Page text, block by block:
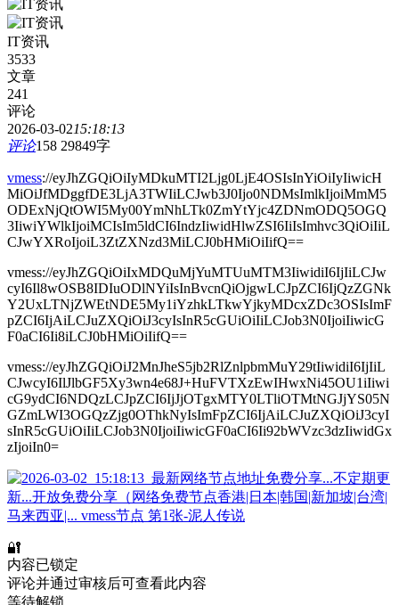
IT资讯
3533
文章
241
评论
2026-03-0215:18:13
评论158 29849字
vmess://eyJhZGQiOiIyMDkuMTI2Ljg0LjE4OSIsInYiOiIyIiwicH
MiOiJfMDggfDE3LjA3TWIiLCJwb3J0Ijo0NDMsImlkIjoiMmM5
ODExNjQtOWI5My00YmNhLTk0ZmYtYjc4ZDNmODQ5OGQ
3IiwiYWlkIjoiMCIsIm5ldCI6IndzIiwidHlwZSI6IiIsImhvc3QiOiIiL
CJwYXRoIjoiL3ZtZXNzd3MiLCJ0bHMiOiIifQ==
vmess://eyJhZGQiOiIxMDQuMjYuMTUuMTM3IiwidiI6IjIiLCJw
cyI6Il8wOSB8IDIuODlNYiIsInBvcnQiOjgwLCJpZCI6IjQzZGNk
Y2UxLTNjZWEtNDE5My1iYzhkLTkwYjkyMDcxZDc3OSIsImF
pZCI6IjAiLCJuZXQiOiJ3cyIsInR5cGUiOiIiLCJob3N0IjoiIiwicG
F0aCI6Ii8iLCJ0bHMiOiIifQ==
vmess://eyJhZGQiOiJ2MnJheS5jb2RlZnlpbmMuY29tIiwidiI6IjIiL
CJwcyI6IlJlbGF5Xy3wn4e68J+HuFVTXzEwIHwxNi45OU1iIiwi
cG9ydCI6NDQzLCJpZCI6IjJjOTgxMTY0LTliOTMtNGJjYS05N
GZmLWI3OGQzZjg0OThkNyIsImFpZCI6IjAiLCJuZXQiOiJ3cyI
sInR5cGUiOiIiLCJob3N0IjoiIiwicGF0aCI6Ii92bWVzc3dzIiwidGx
zIjoiIn0=
🔐
内容已锁定
评论并通过审核后可查看此内容